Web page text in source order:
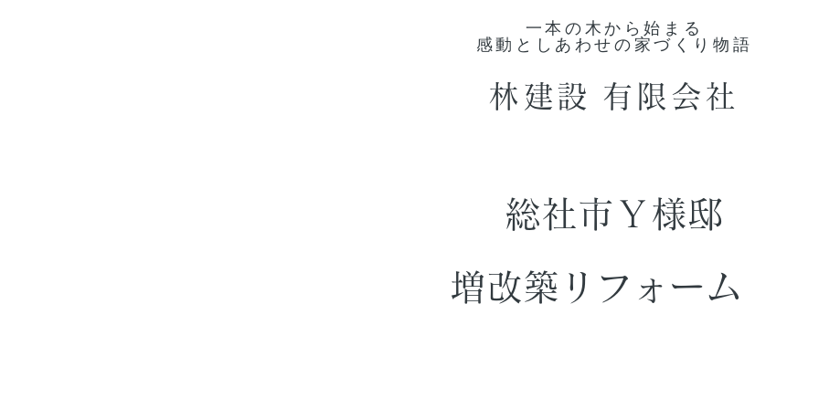
一本の木から始まる
感動としあわせの家づくり物語
林建設 有限会社
総社市Ｙ様邸
増改築リフォーム